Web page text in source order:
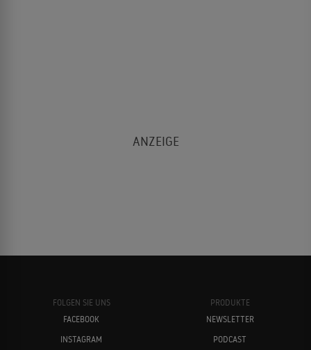
FOLGEN SIE UNS
FACEBOOK
INSTAGRAM
PRODUKTE
NEWSLETTER
PODCAST